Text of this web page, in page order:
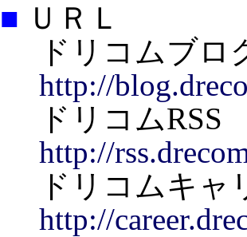
■ ＵＲＬ
ドリコムブロ
http://
ドリコムRSS
http://
ドリコムキャ
http://